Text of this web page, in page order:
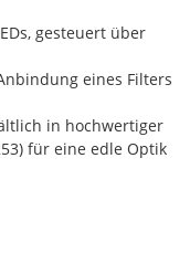
gesteuert über
eines Filters
in hochwertiger
für eine edle Optik